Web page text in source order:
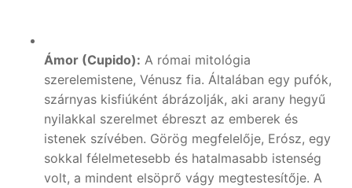
Ámor (Cupido): A római mitológia
szerelemistene, Vénusz fia. Általában egy pufók,
szárnyas kisfiúként ábrázolják, aki arany hegyű
nyilakkal szerelmet ébreszt az emberek és
istenek szívében. Görög megfelelője, Erósz, egy
sokkal félelmetesebb és hatalmasabb istenség
volt, a mindent elsöprő vágy megtestesítője. A